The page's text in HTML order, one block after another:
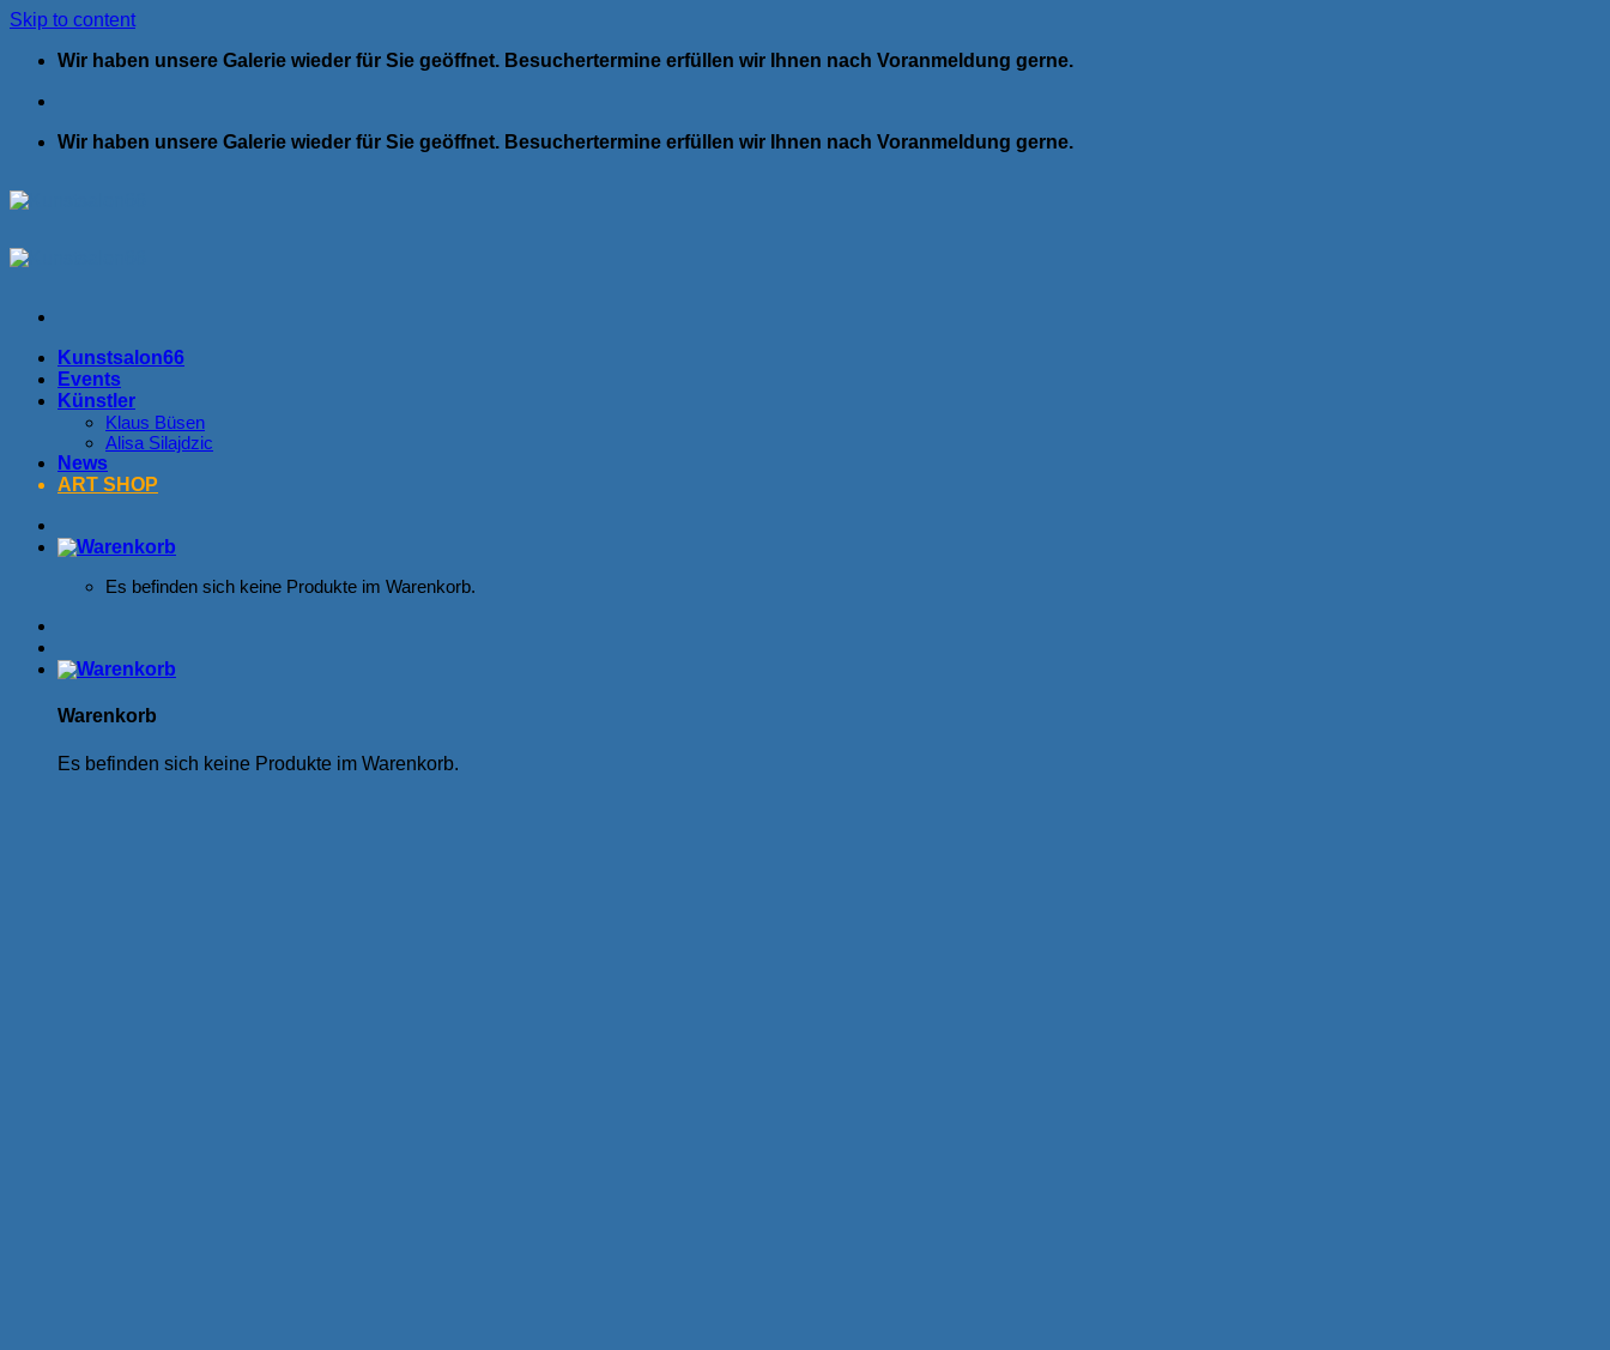
Skip to content
Wir haben unsere Galerie wieder für Sie geöffnet. Besuchertermine erfüllen wir Ihnen nach Voranmeldung gerne.
Wir haben unsere Galerie wieder für Sie geöffnet. Besuchertermine erfüllen wir Ihnen nach Voranmeldung gerne.
Kunstsalon66
Events
Künstler
Klaus Büsen
Alisa Silajdzic
News
ART SHOP
Es befinden sich keine Produkte im Warenkorb.
Warenkorb
Es befinden sich keine Produkte im Warenkorb.